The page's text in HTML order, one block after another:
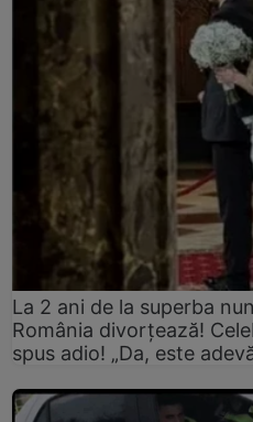
La 2 ani de la superba
România divorțează!
spus adio! „Da, este